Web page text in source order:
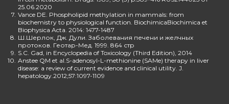
25.06.2020
7. Vance DE. Phospholipid methylation in mammals: from
biochemistry to physiological function. BiochimicaBiochimica et
Biophysica Acta. 2014: 1477-1487
8. Ш.Шерлок, Дж. Дули. Заболевания печени и желчных
протоков. Геотар-Мед. 1999. 864 стр
9. S.C. Gad, in Encyclopedia of Toxicology (Third Edition), 2014
10. Anstee QM et al.S-adenosyl-L-methionine (SAMe) therapy in liver
disease: a review of current evidence and clinical utility. J.
hepatology.2012;57:1097-1109